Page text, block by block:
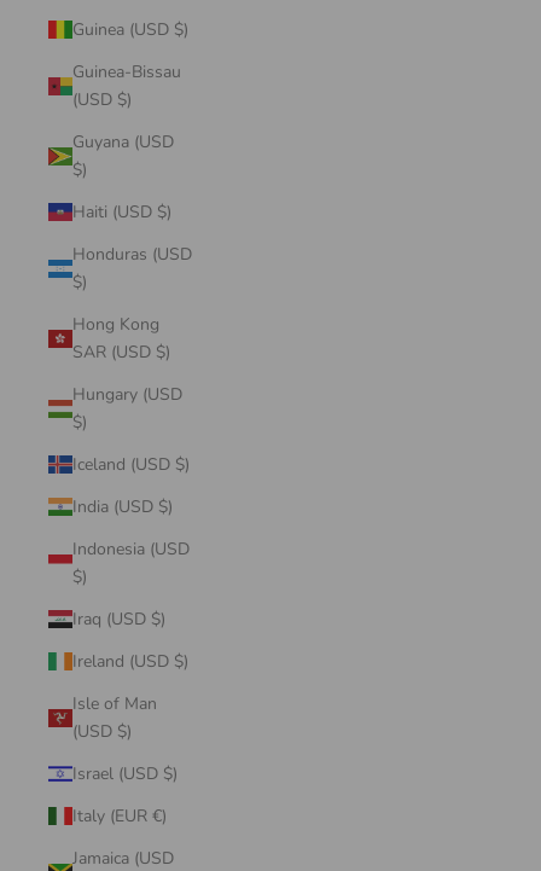
Guinea (USD $)
Guinea-Bissau
(USD $)
Guyana (USD
$)
Haiti (USD $)
Honduras (USD
$)
Hong Kong
SAR (USD $)
Hungary (USD
$)
Iceland (USD $)
India (USD $)
Indonesia (USD
$)
Iraq (USD $)
Ireland (USD $)
Isle of Man
(USD $)
Israel (USD $)
Italy (EUR €)
Jamaica (USD